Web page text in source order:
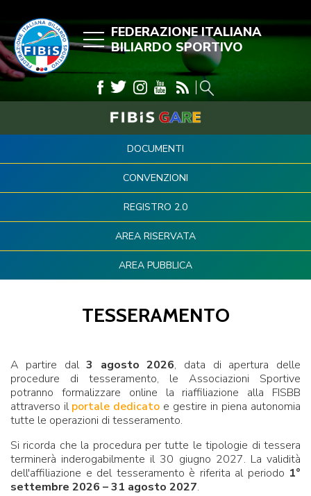
FEDERAZIONE ITALIANA
BILIARDO SPORTIVO
DOCUMENTI
CONVENZIONI
REGISTRO 2.0
AREA RISERVATA
AREA PUBBLICA
TESSERAMENTO
A partire dal 3 agosto 2026, data di apertura delle
procedure di tesseramento, le Associazioni Sportive
potranno formalizzare online la riaffiliazione alla FISBB
attraverso ilportale dedicato e gestire in piena autonomia
tutte le operazioni di tesseramento.
Si ricorda che la procedura per tutte le tipologie di tessera
terminerà inderogabilmente il 30 giugno 2027. La validità
dell'affiliazione e del tesseramento è riferita al periodo 1°
settembre 2026 – 31 agosto 2027.